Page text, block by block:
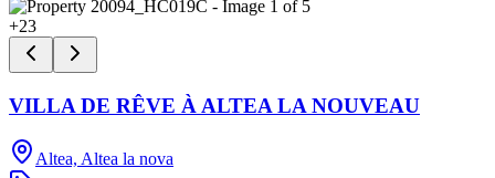
+23
VILLA DE RÊVE À ALTEA LA NOUVEAU
Altea, Altea la nova